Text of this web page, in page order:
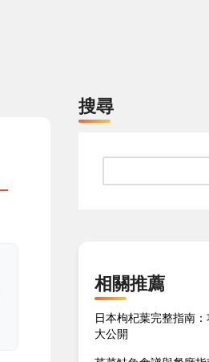
搜尋
相關推薦
日本枸杞葉完整指南
大公開